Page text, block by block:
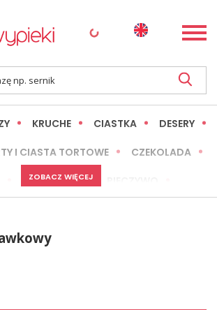
KRUCHE CIASTKA DESERY
I CIASTA TORTOWE CZEKOLADA
MINI WYPIEKI
/ ZDROWSZE
ZOBACZ WIĘCEJ